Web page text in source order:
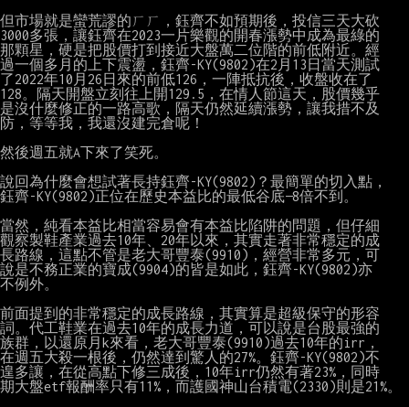
但市場就是蠻荒謬的ㄏㄏ，鈺齊不如預期後，投信三天大砍
3000多張，讓鈺齊在2023一片樂觀的開春漲勢中成為最綠的
那顆星，硬是把股價打到接近大盤萬二位階的前低附近。經
過一個多月的上下震盪，鈺齊-KY(9802)在2月13日當天測試
了2022年10月26日來的前低126，一陣抵抗後，收盤收在了
128。隔天開盤立刻往上開129.5，在情人節這天，股價幾乎
是沒什麼修正的一路高歌，隔天仍然延續漲勢，讓我措不及
防，等等我，我還沒建完倉呢！
然後週五就A下來了笑死。
說回為什麼會想試著長持鈺齊-KY(9802)？最簡單的切入點，
鈺齊-KY(9802)正位在歷史本益比的最低谷底—8倍不到。
當然，純看本益比相當容易會有本益比陷阱的問題，但仔細
觀察製鞋產業過去10年、20年以來，其實走著非常穩定的成
長路線，這點不管是老大哥豐泰(9910)，經營非常多元，可
說是不務正業的寶成(9904)的皆是如此，鈺齊-KY(9802)亦
不例外。
前面提到的非常穩定的成長路線，其實算是超級保守的形容
詞。代工鞋業在過去10年的成長力道，可以說是台股最強的
族群，以還原月k來看，老大哥豐泰(9910)過去10年的irr，
在週五大殺一根後，仍然達到驚人的27%。鈺齊-KY(9802)不
遑多讓，在從高點下修三成後，10年irr仍然有著23%，同時
期大盤etf報酬率只有11%，而護國神山台積電(2330)則是21%。